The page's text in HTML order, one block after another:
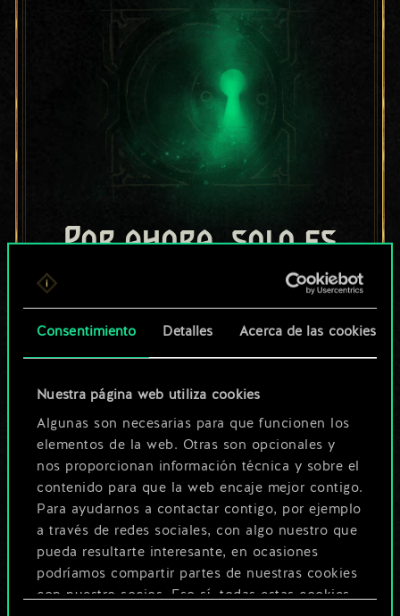
Consentimiento Detalles Acerca de las cookies
Nuestra página web utiliza cookies
Algunas son necesarias para que funcionen los
elementos de la web. Otras son opcionales y
nos proporcionan información técnica y sobre el
contenido para que la web encaje mejor contigo.
Para ayudarnos a contactar contigo, por ejemplo
a través de redes sociales, con algo nuestro que
pueda resultarte interesante, en ocasiones
podríamos compartir partes de nuestras cookies
con nuestro socios. Eso sí, todas estas cookies
Por ahora, solo es
un conjunto de
cartas compartido.
¡Pero puede llegar a
ser mucho más!
Poner nombre a esta baraja y crear
una guía
O